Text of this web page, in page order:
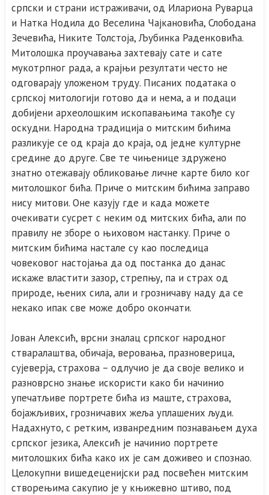
српски и страни истраживачи, од Илариона Руварца
и Натка Нодила до Веселина Чајкановића, Слободана
Зечевића, Никите Толстоја, Љубинка Раденковића.
Митолошка проучавања захтевају сате и сате
мукотрпног рада, а крајњи резултати често не
одговарају уложеном труду. Писаних података о
српској митологији готово да и нема, а и подаци
добијени археолошким ископавањима такође су
оскудни. Народна традиција о митским бићима
разликује се од краја до краја, од једне културне
средине до друге. Све те чињенице здружено
знатно отежавају обликовање личне карте било ког
митолошког бића. Приче о митским бићима заправо
нису митови. Оне казују где и када можете
очекивати сусрет с неким од митских бића, али по
правилу не зборе о њиховом настанку. Приче о
митским бићима настале су као последица
човековог настојања да од постанка до данас
искаже властити зазор, стрепњу, па и страх од
природе, њених сила, али и грозничаву наду да се
некако ипак све може добро окончати.
Јован Алексић, врсни зналац српског народног
стваралаштва, обичаја, веровања, празноверица,
сујеверја, страхова – одлучио је да своје велико и
разноврсно знање искористи како би начинио
упечатљиве портрете бића из маште, страхова,
бојажљивих, грозничавих жеља уплашених људи.
Надахнуто, с ретким, изванредним познавањем духа
српског језика, Алексић је начинио портрете
митолошких бића како их је сам доживео и спознао.
Целокупни вишедеценијски рад посвећен митским
створењима сакупио је у књижевно штиво, под